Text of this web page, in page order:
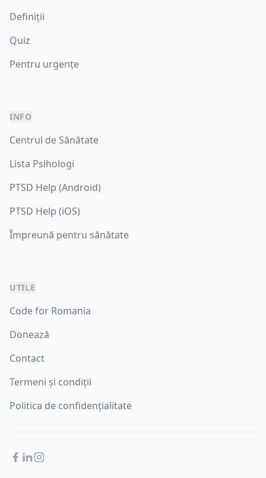
Definiții
Quiz
Pentru urgențe
INFO
Centrul de Sănătate
Lista Psihologi
PTSD Help (Android)
PTSD Help (iOS)
Împreună pentru sănătate
UTILE
Code for Romania
Donează
Contact
Termeni și condiții
Politica de confidențialitate
Facebook
LinkedIn
Instagram